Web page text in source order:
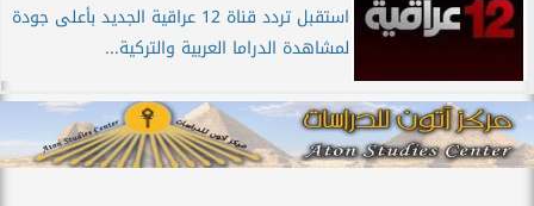
استقبل تردد قناة 12 عراقية الجديد بأعلى جودة
لمشاهدة الدراما العربية والتركية...